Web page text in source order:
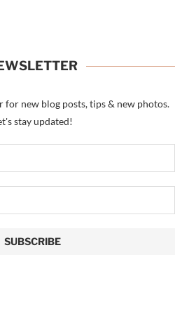
for new blog posts, tips & new photos.
stay updated!